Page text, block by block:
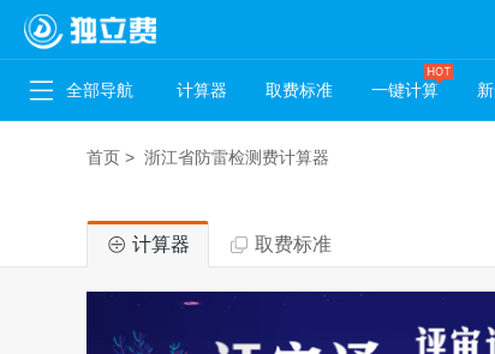
全部导航 计算器 取费标准 一键计算
首页 > 浙江省防雷检测费计算器
计算器 取费标准